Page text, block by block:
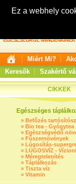
Ez a webhely
Miért Mi?
Keresők
Szakértő
CIKKEK
Egészséges
» Befőzés
» Bio tea - Gyógytea
» Egészségvédő
» Fűszernövények
» Lúgosítás-
» LÚGOSVÍZ -
» Méregtelenítés
» Táplálkozás
» Tiszta víz
» Vitamin